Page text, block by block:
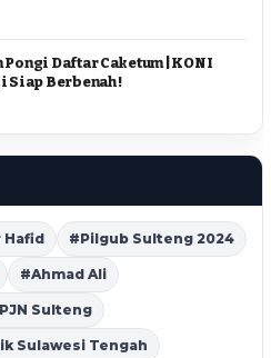
Pongi Daftar Caketum | KONI
Siap Berbenah !
Hafid #Pilgub Sulteng 2024
#Ahmad Ali
Sulteng
Sulawesi Tengah